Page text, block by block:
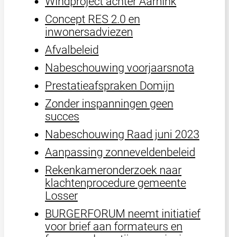
Concept RES 2.0 en
inwonersadviezen
Afvalbeleid
Nabeschouwing voorjaarsnota
Prestatieafspraken Domijn
Zonder inspanningen geen
succes
Nabeschouwing Raad juni 2023
Aanpassing zonneveldenbeleid
Rekenkameronderzoek naar
klachtenprocedure gemeente
Losser
BURGERFORUM neemt initiatief
voor brief aan formateurs en